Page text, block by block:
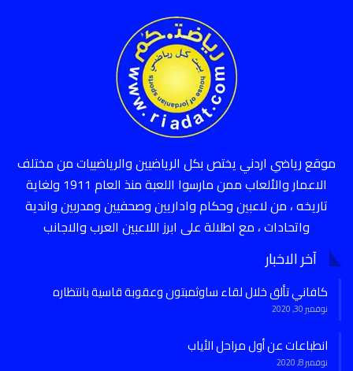
موقع رياضي اردني يختص بكل الرياضيين والرياضييات من مختلف
الاعمار والألعاب ممن مارسوا اللعبة منذ العام 1911 ولغاية
تاريخه ، من لاعبين وحكام واداريين وصحفيين ومدربين واندية
واتحادات ، مع اطلالة على ابرز اللاعبين العرب والاجانب
آخر الاخبار
كافاني تألق خلال لقاء ساوثمبتون وعقوبة قاسية بانتظاره
نوفمبر 30, 2020
انطباعات عن أول مراحل الأياب
نوفمبر 8, 2020